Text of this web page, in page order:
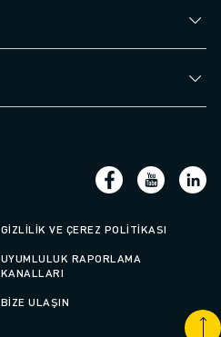
GIZLILIK VE ÇEREZ POLITIKASI
UYUMLULUK RAPORLAMA
KANALLARI
BIZE ULAŞIN